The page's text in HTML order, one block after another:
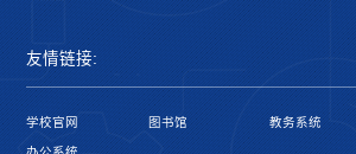
友情链接:
学校官网 图书馆 教务系统